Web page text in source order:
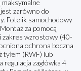
zarówno do
Fotelik samochodowy
za pomocą
zakres wzrostowy (40-
ochrona boczna
tyłem (RWF) lub
zagłówka 4